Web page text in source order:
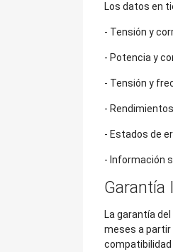
Los datos en
- Tensión y
- Potencia y
- Tensión y
-
- Estados de
- Información
Garantía
La garantía
meses a partir
compatibilidad